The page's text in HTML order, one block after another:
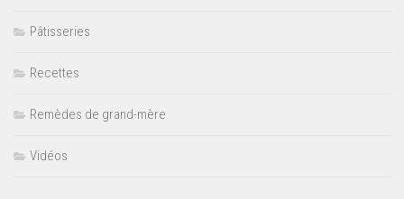
Pâtisseries
Recettes
Remèdes de grand-mère
Vidéos